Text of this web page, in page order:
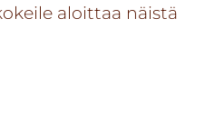
aloittaa näistä